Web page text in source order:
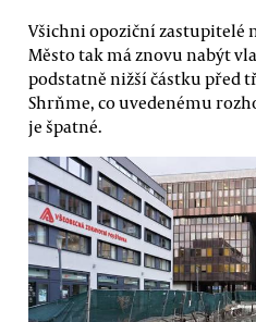
Všichni opoziční zastupitelé
Město tak má znovu nabýt
podstatně nižší částku před
Shrňme, co uvedenému
je špatné.